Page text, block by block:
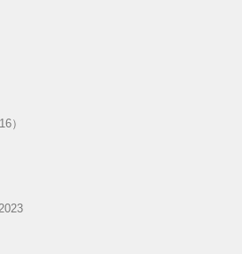
）